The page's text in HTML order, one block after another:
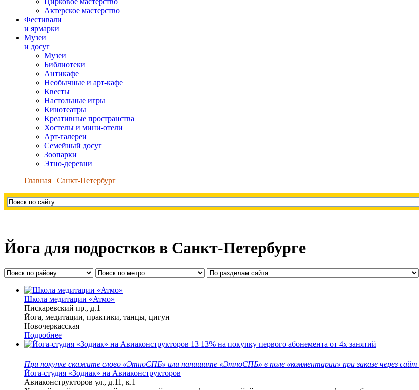
Актерское мастерство
Фестивали
и ярмарки
Музеи
и досуг
Музеи
Библиотеки
Антикафе
Необычные и арт-кафе
Квесты
Настольные игры
Кинотеатры
Креативные пространства
Хостелы и мини-отели
Арт-галереи
Семейный досуг
Зоопарки
Этно-деревни
Главная
Санкт-Петербург
Йога для подростков в Санкт-Петербурге
Школа медитации «Атмо»
Пискаревский пр., д.1
Йога, медитации, практики, танцы, цигун
Новочеркасская
Подробнее
13 13% на покупку первого абонемента от 4х занятий
При покупке скажите слово «ЭтноСПБ» или напишите «ЭтноСПБ» в поле «комментарии» при заказе через сайт
Йога-студия «Зодиак» на Авиаконструкторов
Авиаконструкторов ул., д.11, к.1